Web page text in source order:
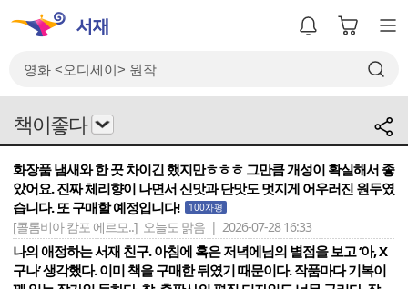
책이좋다
화장품 냄새와 한 끗 차이긴 했지만ㅎㅎㅎ 그만큼 개성이 확실해서 좋
았어요. 진짜 체리향이 나면서 신맛과 단맛도 멋지게 어우러진 원두였
습니다. 또 구매할 예정입니다!
100자평
[콜롬비아 캄포 에르모..] 오늘도 맑음 | 2026-07-28 16:33
나의 애정하는 서재 친구. 아침에 혹은 저녁에님의 별점을 보고 ‘아, X
구나’ 생각했다. 이미 책을 구매한 뒤였기 때문이다. 작품마다 기복이